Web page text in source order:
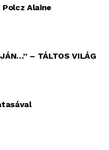
Alaine
– TÁLTOS VILÁG